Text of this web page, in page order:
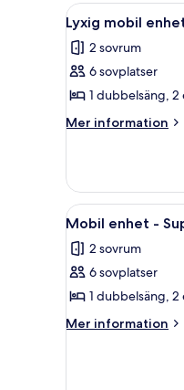
Öppna
alla
foton
för
Lyxig
mobil
5
Lyxig mobil
2 sovrum
6 sovplatser
1 dubbelsäng,
Mer information
Mer
mobil
enhet
Öppna
alla
foton
för
Mobil
enhet
5
Mobil enhet -
2 sovrum
6 sovplatser
1 dubbelsäng,
Mer information
Mer